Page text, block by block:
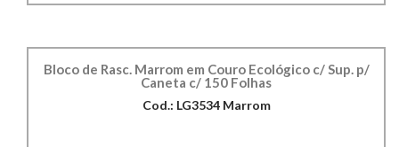
Bloco de Rasc. Marrom em Couro Ecológico c/ Sup. p/
Caneta c/ 150 Folhas
Cod.: LG3534 Marrom